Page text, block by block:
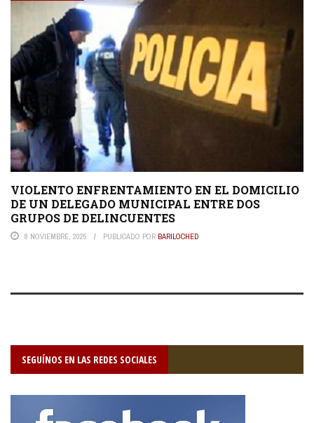
VIOLENTO ENFRENTAMIENTO EN EL DOMICILIO
DE UN DELEGADO MUNICIPAL ENTRE DOS
GRUPOS DE DELINCUENTES
8 NOVIEMBRE, 2025 PUBLICADO POR BARILOCHED
SEGUÍNOS EN LAS REDES SOCIALES